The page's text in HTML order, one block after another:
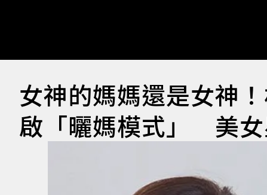
女神的媽媽還是女神
啟「曬媽模式」 美女